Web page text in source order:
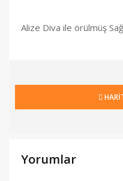
Alize Diva ile örülmüş
Yorumlar